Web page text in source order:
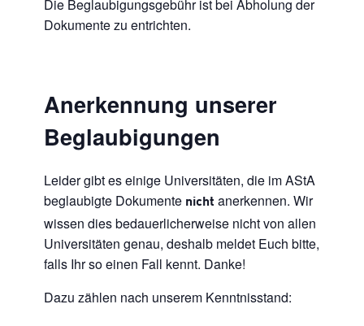
Die Beglaubigungsgebühr ist bei Abholung der
Dokumente zu entrichten.
Anerkennung unserer
Beglaubigungen
Leider gibt es einige Universitäten, die im AStA
beglaubigte Dokumente nicht anerkennen. Wir
wissen dies bedauerlicherweise nicht von allen
Universitäten genau, deshalb meldet Euch bitte,
falls Ihr so einen Fall kennt. Danke!
Dazu zählen nach unserem Kenntnisstand: